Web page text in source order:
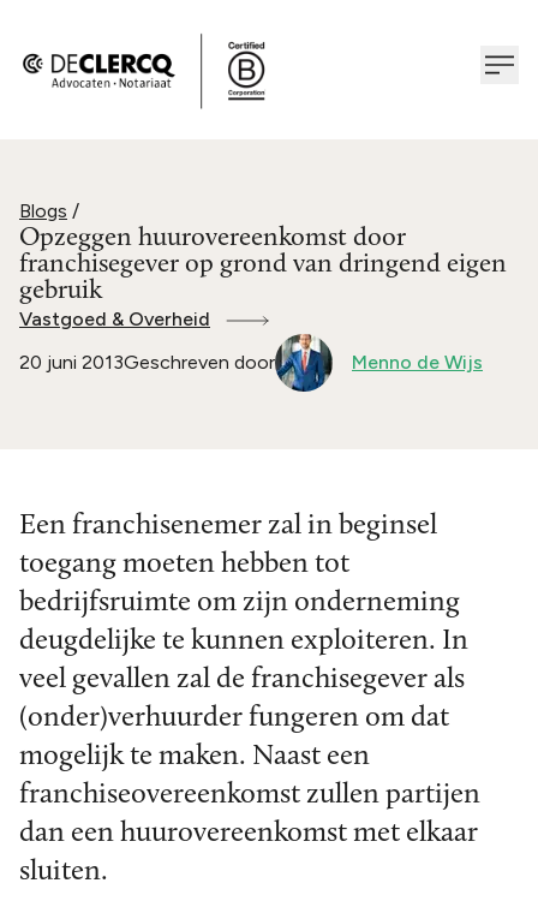
Blogs /
Opzeggen huurovereenkomst door
franchisegever op grond van dringend eigen
gebruik
Vastgoed & Overheid
20 juni 2013Geschreven door Menno de Wijs
Een franchisenemer zal in beginsel
toegang moeten hebben tot
bedrijfsruimte om zijn onderneming
deugdelijke te kunnen exploiteren. In
veel gevallen zal de franchisegever als
(onder)verhuurder fungeren om dat
mogelijk te maken. Naast een
franchiseovereenkomst zullen partijen
dan een huurovereenkomst met elkaar
sluiten.